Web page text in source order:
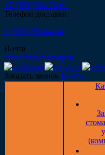
+7 (985) 764-74-61
Телефон доставки:
8 (800) 250-44-34
Почта
info@fintechgroup.ru
Заказать звонок Войти